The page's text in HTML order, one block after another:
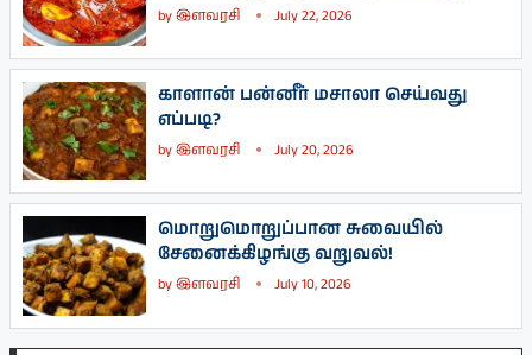
byஇளவரசி July 22, 2026
காளான் பன்னீர் மசாலா செய்வது
எப்படி?
byஇளவரசி July 20, 2026
மொறுமொறுப்பான சுவையில்
சேனைக்கிழங்கு வறுவல்!
byஇளவரசி July 10, 2026